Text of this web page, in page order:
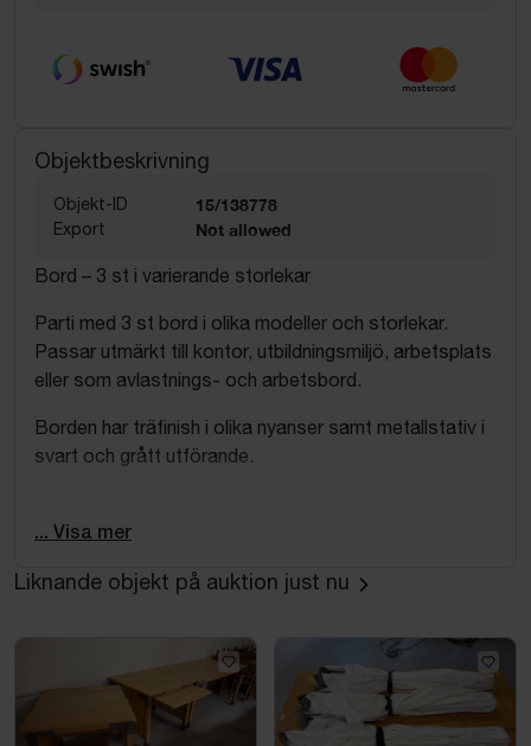
Objektbeskrivning
Objekt-ID 15/138778
Export Not allowed
Bord – 3 st i varierande storlekar
Parti med 3 st bord i olika modeller och storlekar.
Passar utmärkt till kontor, utbildningsmiljö, arbetsplats
eller som avlastnings- och arbetsbord.
Borden har träfinish i olika nyanser samt metallstativ i
svart och grått utförande.
1 st bord ca 180 x 80 cm
1 st bord ca 120 x 60 cm
Träfinish i olika nyanser
Metallstativ
Blandade modeller
... Visa mer
Liknande objekt på auktion just nu